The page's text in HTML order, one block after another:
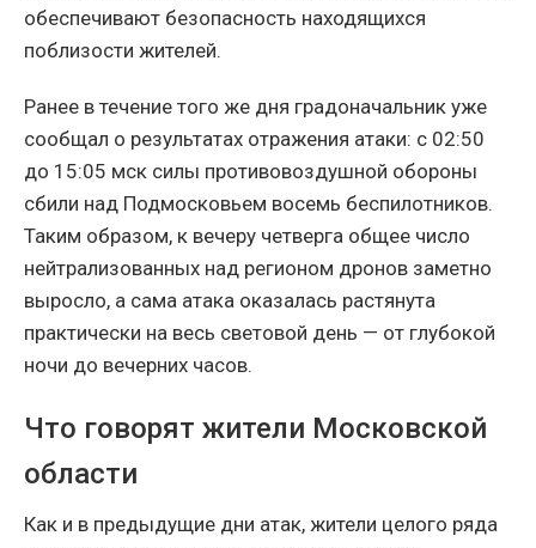
обеспечивают безопасность находящихся
поблизости жителей.
Ранее в течение того же дня градоначальник уже
сообщал о результатах отражения атаки: с 02:50
до 15:05 мск силы противовоздушной обороны
сбили над Подмосковьем восемь беспилотников.
Таким образом, к вечеру четверга общее число
нейтрализованных над регионом дронов заметно
выросло, а сама атака оказалась растянута
практически на весь световой день — от глубокой
ночи до вечерних часов.
Что говорят жители Московской
области
Как и в предыдущие дни атак, жители целого ряда